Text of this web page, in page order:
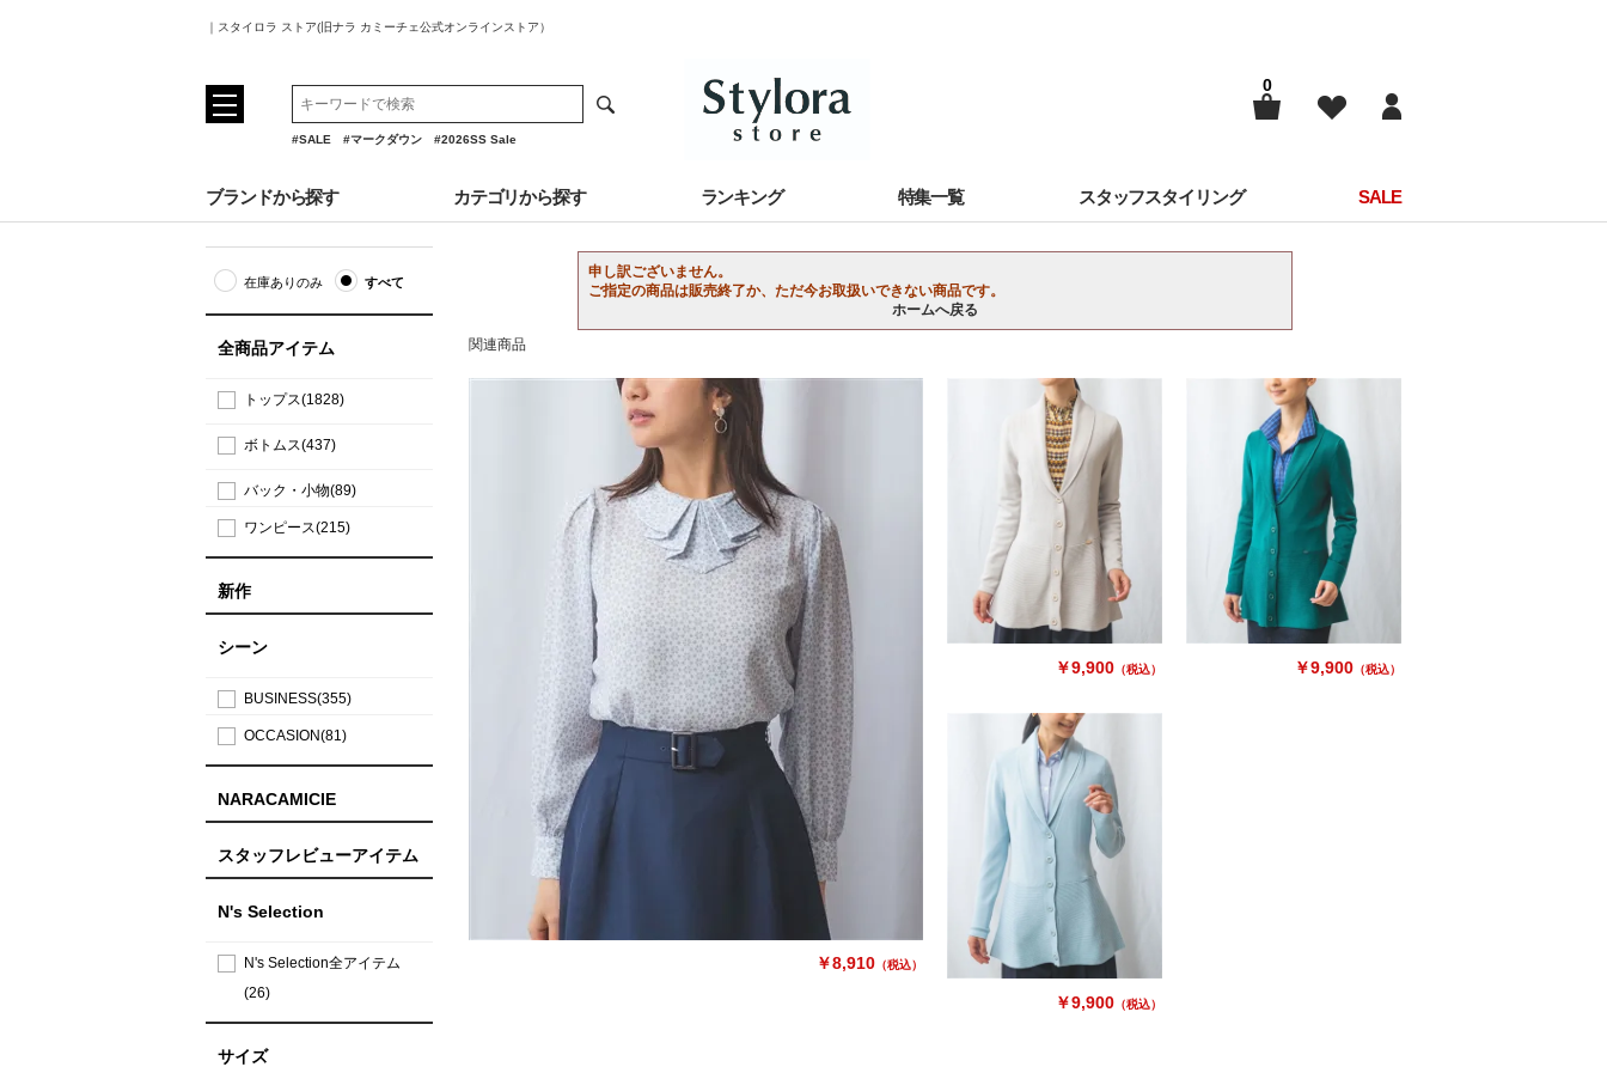
｜スタイロラ ストア(旧ナラ カミーチェ公式オンラインストア）
#SALE #マークダウン #2026SS Sale
0
ブランドから探す カテゴリから探す ランキング 特集一覧 スタッフスタイリング SALE
申し訳ございません。
ご指定の商品は販売終了か、ただ今お取扱いできない商品です。
ホームへ戻る
関連商品
￥8,910 （税込）
￥9,900 （税込） ￥9,900 （税込）
￥9,900 （税込）
在庫ありのみ すべて
全商品アイテム
トップス(1828)
ボトムス(437)
バック・小物(89)
ワンピース(215)
新作
シーン
BUSINESS(355)
OCCASION(81)
NARACAMICIE
スタッフレビューアイテム
N's Selection
N's Selection全アイテム
(26)
サイズ